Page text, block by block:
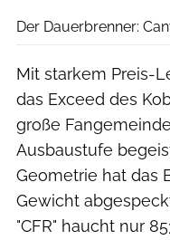
Der Dauerbrenner:
Mit starkem Preis-
das Exceed des
große
Ausbaustufe
Geometrie hat das
Gewicht
"CFR" haucht nur